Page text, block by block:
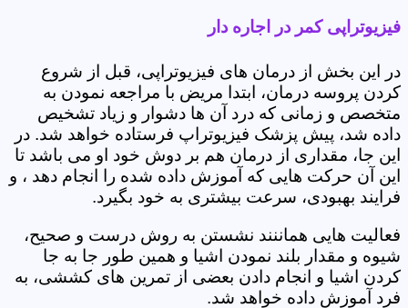
فیزیوتراپی کمر در اجاره دار
در این بخش از درمان های فیزیوتراپی، قبل از شروع
کردن پروسه درمان، ابتدا مریض با مراجعه نمودن به
متخصص و زمانی که درد آن ها دشوار و زیاد تشخیص
داده شد، پیش پزشک فیزیوتراپ فرستاده خواهد شد. در
این جا، مقداری از درمان هم بر دوش خود او می باشد تا
این آن حرکت هایی که آموزش داده شده را انجام دهد ، و
فرایند بهبودی، سرعت بیشتری به خود بگیرد.
فعالیت هایی هماننند نشستن به روش درست و صحیح،
شیوه و مقدار بلند نمودن اشیا و همین طور جا به جا
کردن اشیا و انجام دادن بعضی از تمرین های کششی، به
فرد آموزش داده خواهد شد.